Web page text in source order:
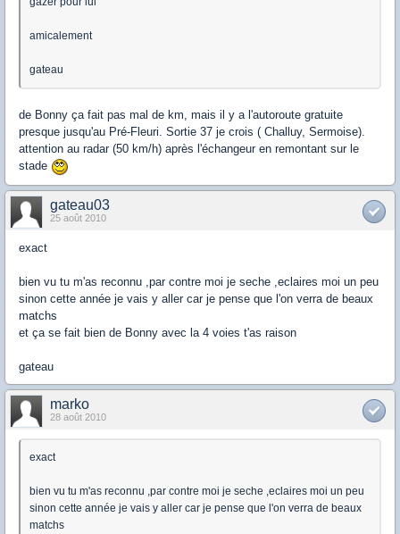
amicalement
gateau
de Bonny ça fait pas mal de km, mais il y a l'autoroute gratuite
presque jusqu'au Pré-Fleuri. Sortie 37 je crois ( Challuy, Sermoise).
attention au radar (50 km/h) après l'échangeur en remontant sur le
stade
gateau03
25 août 2010
exact
bien vu tu m'as reconnu ,par contre moi je seche ,eclaires moi un peu
sinon cette année je vais y aller car je pense que l'on verra de beaux
matchs
et ça se fait bien de Bonny avec la 4 voies t'as raison
gateau
marko
28 août 2010
exact
bien vu tu m'as reconnu ,par contre moi je seche ,eclaires moi un peu
sinon cette année je vais y aller car je pense que l'on verra de beaux
matchs